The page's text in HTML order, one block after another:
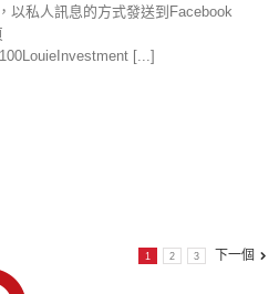
以私人訊息的方式發送到Facebook
[...]
1 2 3 下一個